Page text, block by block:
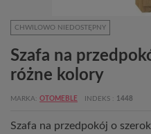
CHWILOWO NIEDOSTĘPNY
Szafa na
różne kolory
MARKA OTOMEBLE INDEKS 1448
Szafa na przedpokój o